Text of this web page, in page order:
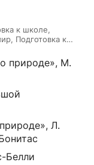
к школе,
Подготовка к
МХК,
к ОГЭ, Русский
природе», М.
Л.
Белли